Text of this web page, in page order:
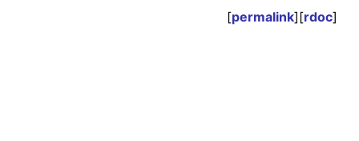
[permalink][rdoc]